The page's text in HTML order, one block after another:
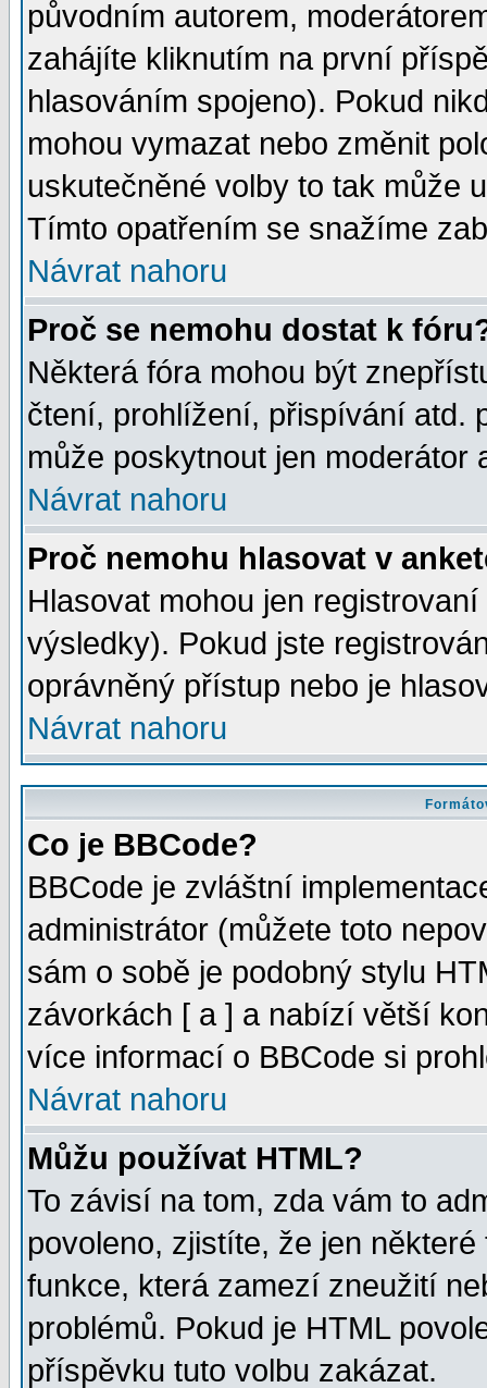
původním autorem,
zahájíte kliknutím na první
hlasováním spojeno). Pokud
mohou vymazat nebo změnit
uskutečněné volby to tak může
Tímto opatřením se snažíme
Návrat nahoru
Proč se nemohu dostat k
Některá fóra mohou být
čtení, prohlížení, přispívání atd.
může poskytnout jen moderátor
Návrat nahoru
Proč nemohu hlasovat v
Hlasovat mohou jen
výsledky). Pokud jste
oprávněný přístup nebo je
Návrat nahoru
Co je BBCode?
BBCode je zvláštní
administrátor (můžete toto
sám o sobě je podobný stylu
závorkách [ a ] a nabízí větší
více informací o BBCode si
Návrat nahoru
Můžu používat HTML?
To závisí na tom, zda vám to
povoleno, zjistíte, že jen
funkce, která zamezí zneužití
problémů. Pokud je HTML
příspěvku tuto volbu zakázat.